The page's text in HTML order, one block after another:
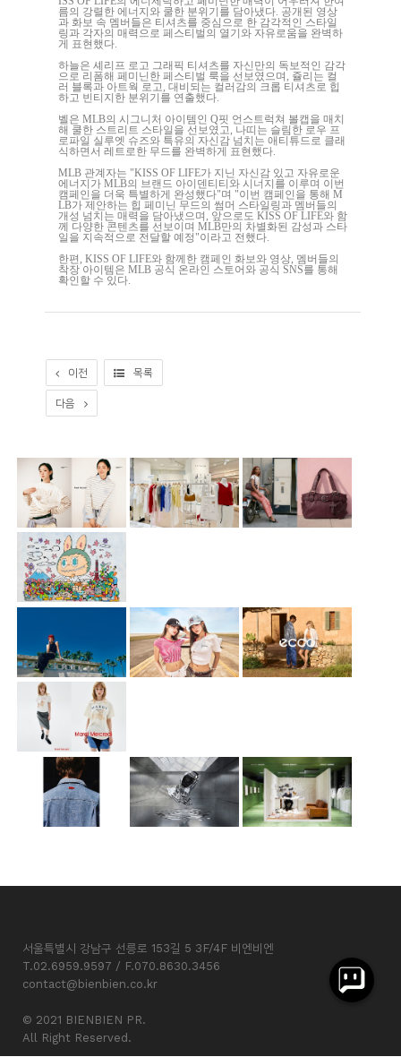
름의 강렬한 에너지와 쿨한 분위기를 담아냈다. 공개된 영상
과 화보 속 멤버들은 티셔츠를 중심으로 한 감각적인 스타일
링과 각자의 매력으로 페스티벌의 열기와 자유로움을 완벽하
게 표현했다.
하늘은 셰리프 로고 그래픽 티셔츠를 자신만의 독보적인 감각
으로 리폼해 페미닌한 페스티벌 룩을 선보였으며, 쥴리는 컬
러 블록과 아트웍 로고, 대비되는 컬러감의 크롭 티셔츠로 힙
하고 빈티지한 분위기를 연출했다.
벨은 MLB의 시그니처 아이템인 Q핏 언스트럭쳐 볼캡을 매치
해 쿨한 스트리트 스타일을 선보였고, 나띠는 슬림한 로우 프
로파일 실루엣 슈즈와 특유의 자신감 넘치는 애티튜드로 클래
식하면서 레트로한 무드를 완벽하게 표현했다.
MLB 관계자는 "KISS OF LIFE가 지닌 자신감 있고 자유로운
에너지가 MLB의 브랜드 아이덴티티와 시너지를 이루며 이번
캠페인을 더욱 특별하게 완성했다"며 "이번 캠페인을 통해 M
LB가 제안하는 힙 페미닌 무드의 썸머 스타일링과 멤버들의
개성 넘치는 매력을 담아냈으며, 앞으로도 KISS OF LIFE와 함
께 다양한 콘텐츠를 선보이며 MLB만의 차별화된 감성과 스타
일을 지속적으로 전달할 예정"이라고 전했다.
한편, KISS OF LIFE와 함께한 캠페인 화보와 영상, 멤버들의
착장 아이템은 MLB 공식 온라인 스토어와 공식 SNS를 통해
확인할 수 있다.
이전 목록
다음
서울특별시 강남구 선릉로 153길 5 3F/4F 비엔비엔
T.02.6959.9597 / F.070.8630.3456
contact@bienbien.co.kr
© 2021 BIENBIEN PR.
All Right Reserved.